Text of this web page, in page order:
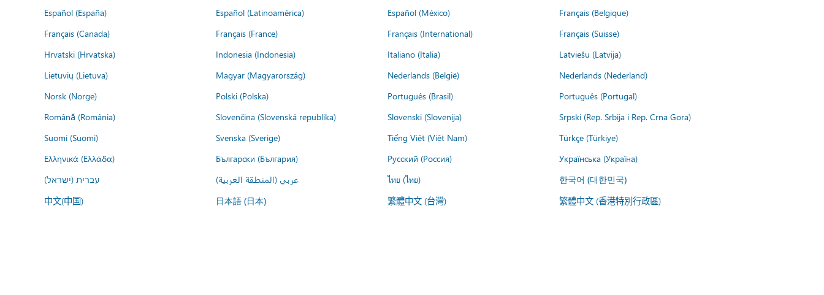
Español (España)
Español (Latinoamérica) Español (México)
Français (Belgique)
Français (Canada)
Français (France) Français (International)
Français (Suisse)
Hrvatski (Hrvatska)
Indonesia (Indonesia) Italiano (Italia)
Latviešu (Latvija)
Lietuvių (Lietuva)
Magyar (Magyarország) Nederlands (België)
Nederlands (Nederland)
Norsk (Norge)
Polski (Polska) Português (Brasil)
Português (Portugal)
Română (România)
Slovenčina (Slovenská republika) Slovenski (Slovenija)
Srpski (Rep. Srbija i Rep. Crna Gora)
Suomi (Suomi)
Svenska (Sverige) Tiếng Việt (Việt Nam)
Türkçe (Türkiye)
Ελληνικά (Ελλάδα)
Български (България) Русский (Россия)
Українська (Україна)
עברית (ישראל)
عربي (المنطقة العربية) ไทย (ไทย) 한국어 (대한민국)
中文(中国) 日本語 (日本) 繁體中文 (台灣) 繁體中文 (香港特別行政區)